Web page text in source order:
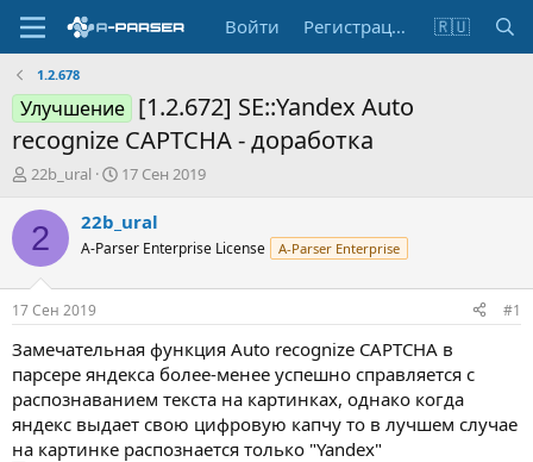
Войти Регистрация 🇷🇺
1.2.678
Улучшение [1.2.672] SE::Yandex Auto
recognize CAPTCHA - доработка
А
т
о
т
е
м
ы
22b_ural
Д
т
а
н
а
л
17 Сен 2019
2 22b_ural
A-Parser Enterprise License A-Parser Enterprise
17 Сен 2019 #1
Замечательная функция Auto recognize CAPTCHA в
парсере яндекса более-менее успешно справляется с
распознаванием текста на картинках, однако когда
яндекс выдает свою цифровую капчу то в лучшем случае
на картинке распознается только "Yandex"